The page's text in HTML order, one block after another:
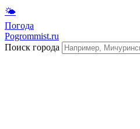
🌤
Погода
Pogrommist.ru
Поиск города